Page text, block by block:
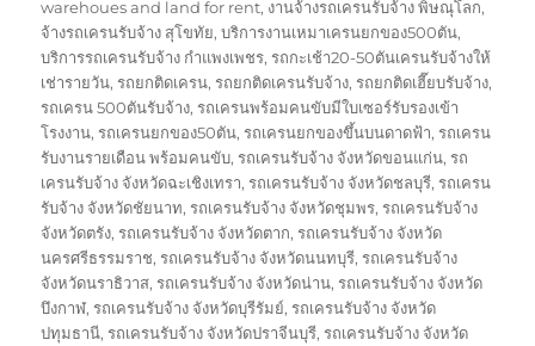
warehoues and land for rent, งานจ้างรถเครนรับจ้าง พิษณุโลก,
จ้างรถเครนรับจ้าง สุโขทัย,บริการงานเหมาเครนยกของ500ตัน,
บริการรถเครนรับจ้าง กำแพงเพชร,รถกะเช้า20-50ตันเครนรับจ้างให้
เช่ารายวัน,รถยกติดเครน,รถยกติดเครนรับจ้าง,รถยกติดเฮี๊ยบรับจ้าง,
รถเครน 500ตันรับจ้าง,รถเครนพร้อมคนขับมีใบเซอร์รับรองเข้า
โรงงาน,รถเครนยกของ50ตัน,รถเครนยกของขึ้นบนดาดฟ้า,รถเครน
รับงานรายเดือน พร้อมคนขับ,รถเครนรับจ้าง จังหวัดขอนแก่น,รถ
เครนรับจ้าง จังหวัดฉะเชิงเทรา,รถเครนรับจ้าง จังหวัดชลบุรี,รถเครน
รับจ้าง จังหวัดชัยนาท,รถเครนรับจ้าง จังหวัดชุมพร,รถเครนรับจ้าง
จังหวัดตรัง,รถเครนรับจ้าง จังหวัดตาก,รถเครนรับจ้าง จังหวัด
นครศรีธรรมราช,รถเครนรับจ้าง จังหวัดนนทบุรี,รถเครนรับจ้าง
จังหวัดนราธิวาส,รถเครนรับจ้าง จังหวัดน่าน,รถเครนรับจ้าง จังหวัด
บึงกาฬ,รถเครนรับจ้าง จังหวัดบุรีรัมย์,รถเครนรับจ้าง จังหวัด
ปทุมธานี,รถเครนรับจ้าง จังหวัดปราจีนบุรี,รถเครนรับจ้าง จังหวัด